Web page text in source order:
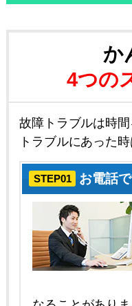
か
4つの
故障トラブルは時間
トラブルにあった
STEP01 お電話